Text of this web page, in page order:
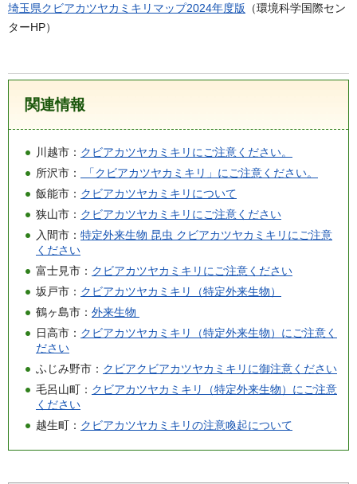
埼玉県クビアカツヤカミキリマップ2024年度版 （環境科学国際セン
ターHP）
関連情報
川越市： クビアカツヤカミキリにご注意ください。
所沢市：
「クビアカツヤカミキリ」にご注意ください。
飯能市： クビアカツヤカミキリについて
狭山市： クビアカツヤカミキリにご注意ください
入間市： 特定外来生物 昆虫 クビアカツヤカミキリにご注意
ください
富士見市： クビアカツヤカミキリにご注意ください
坂戸市： クビアカツヤカミキリ（特定外来生物）
鶴ヶ島市： 外来生物
日高市： クビアカツヤカミキリ（特定外来生物）にご注意く
ださい
ふじみ野市： クビアクビアカツヤカミキリに御注意ください
毛呂山町： クビアカツヤカミキリ（特定外来生物）にご注意
ください
越生町： クビアカツヤカミキリの注意喚起について